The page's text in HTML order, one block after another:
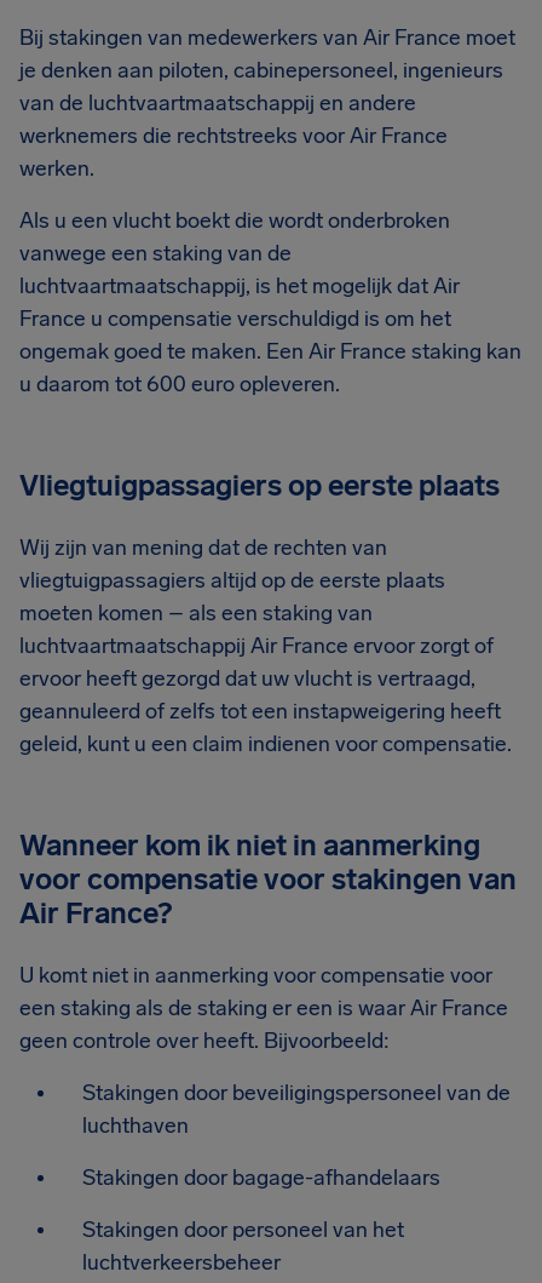
Bij stakingen van medewerkers van Air France moet
je denken aan piloten, cabinepersoneel, ingenieurs
van de luchtvaartmaatschappij en andere
werknemers die rechtstreeks voor Air France
werken.
Als u een vlucht boekt die wordt onderbroken
vanwege een staking van de
luchtvaartmaatschappij, is het mogelijk dat Air
France u compensatie verschuldigd is om het
ongemak goed te maken. Een Air France staking kan
u daarom tot 600 euro opleveren.
Vliegtuigpassagiers op eerste plaats
Wij zijn van mening dat de rechten van
vliegtuigpassagiers altijd op de eerste plaats
moeten komen – als een staking van
luchtvaartmaatschappij Air France ervoor zorgt of
ervoor heeft gezorgd dat uw vlucht is vertraagd,
geannuleerd of zelfs tot een instapweigering heeft
geleid, kunt u een claim indienen voor compensatie.
Wanneer kom ik niet in aanmerking
voor compensatie voor stakingen van
Air France?
U komt niet in aanmerking voor compensatie voor
een staking als de staking er een is waar Air France
geen controle over heeft. Bijvoorbeeld:
Stakingen door beveiligingspersoneel van de
luchthaven
Stakingen door bagage-afhandelaars
Stakingen door personeel van het
luchtverkeersbeheer